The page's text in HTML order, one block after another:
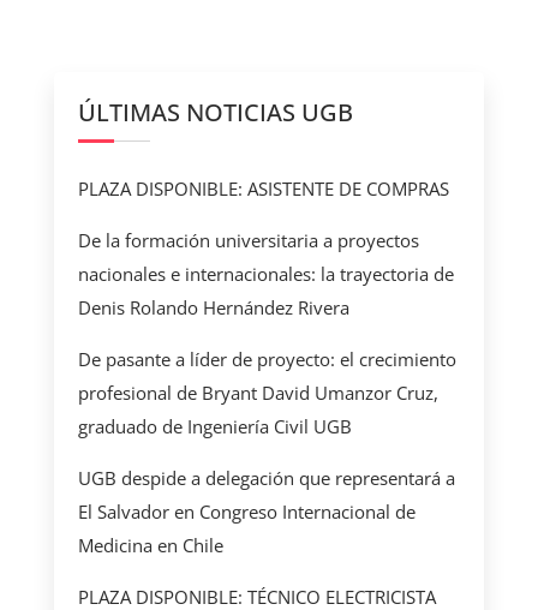
ÚLTIMAS NOTICIAS UGB
PLAZA DISPONIBLE: ASISTENTE DE COMPRAS
De la formación universitaria a proyectos
nacionales e internacionales: la trayectoria de
Denis Rolando Hernández Rivera
De pasante a líder de proyecto: el crecimiento
profesional de Bryant David Umanzor Cruz,
graduado de Ingeniería Civil UGB
UGB despide a delegación que representará a
El Salvador en Congreso Internacional de
Medicina en Chile
PLAZA DISPONIBLE: TÉCNICO ELECTRICISTA